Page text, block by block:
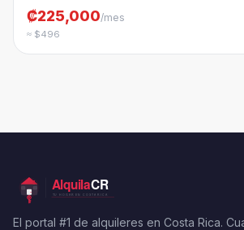
₡225,000/mes
≈ $496
El portal #1 de alquileres en Costa Rica.